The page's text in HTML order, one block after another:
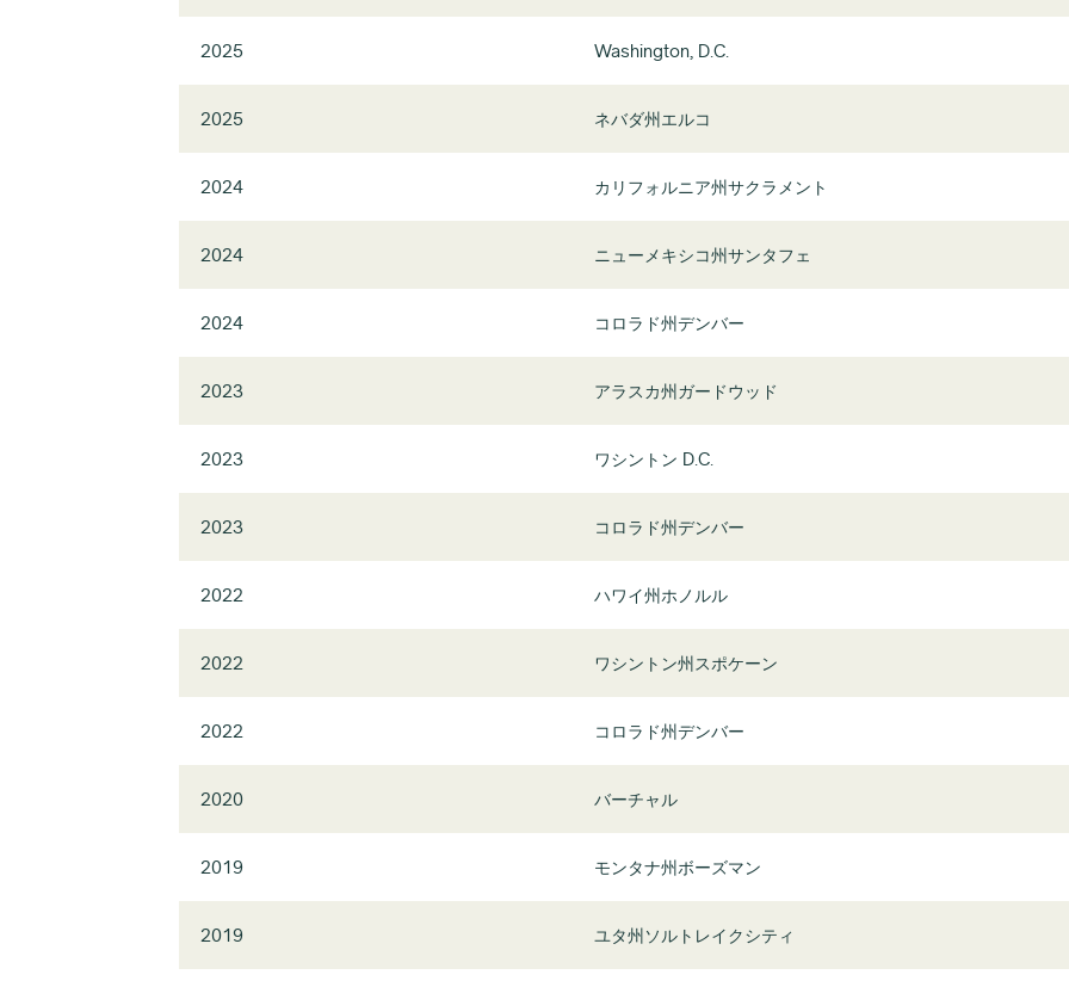
2025 Washington, D.C.
2025 ネバダ州エルコ
2024 カリフォルニア州サクラメント
2024 ニューメキシコ州サンタフェ
2024 コロラド州デンバー
2023 アラスカ州ガードウッド
2023 ワシントン D.C.
2023 コロラド州デンバー
2022 ハワイ州ホノルル
2022 ワシントン州スポケーン
2022 コロラド州デンバー
2020 バーチャル
2019 モンタナ州ボーズマン
2019 ユタ州ソルトレイクシティ